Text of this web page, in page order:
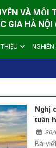
VÀ MÔI
GIA HÀ NỘI
NGHIÊN
Nghị
tuần
30/
Bài